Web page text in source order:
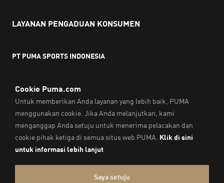
LAYANAN PENGADUAN KONSUMEN
PT PUMA SPORTS INDONESIA
Email:service@sea.puma.com
Telepon:
+622130942720
DIREKTORAT JENDERAL PERLINDUNGAN KONSUMEN DAN
TERTIB NIAGA
KEMENTERIAN PERDAGANGAN
REPUBLIK INDONESIA | Telepon: 0853-1111-1010